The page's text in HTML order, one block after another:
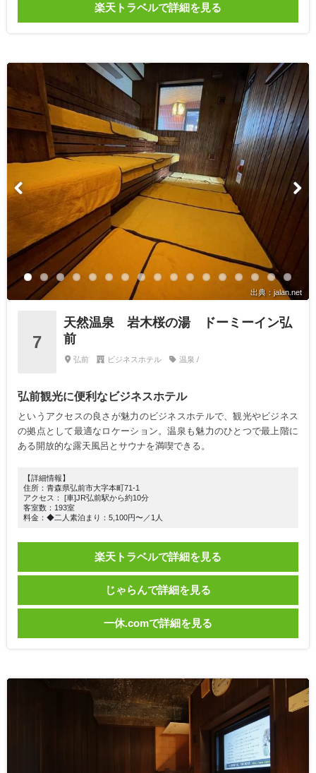
楽天トラベルで詳細を見る
出典：jalan.net
7
天然温泉 岩木桜の湯 ドーミーイン弘
前
弘前 ビジネスホテル 温泉 /
弘前観光に便利なビジネスホテル
というアクセスの良さが魅力のビジネスホテルで、観光やビジネス
の拠点として最適なロケーション。温泉も魅力のひとつで最上階に
ある開放的な露天風呂とサウナを満喫できる。
【詳細情報】
住所：青森県弘前市大字本町71-1
アクセス： [車]JR弘前駅から約10分
客室数：193室
料金：◆二人素泊まり：5,100円〜／1人
楽天トラベルで詳細を見る
じゃらんで詳細を見る
一休.comで詳細を見る